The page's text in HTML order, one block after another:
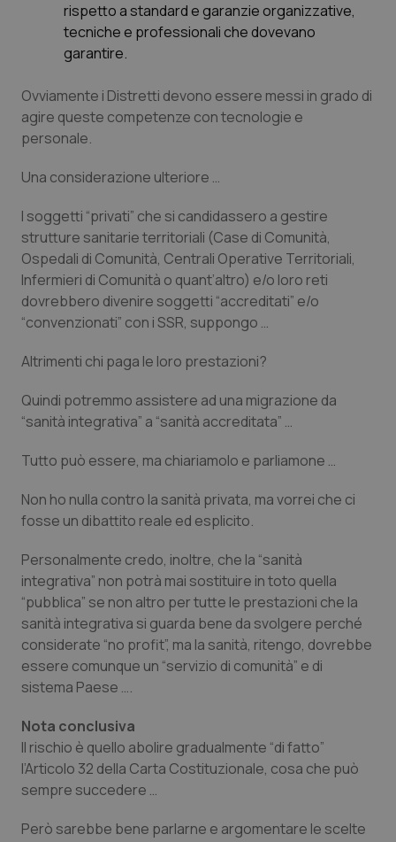
rispetto a standard e garanzie organizzative,
tecniche e professionali che dovevano
garantire.
Ovviamente i Distretti devono essere messi in grado di
agire queste competenze con tecnologie e
personale.
Una considerazione ulteriore …
I soggetti “privati” che si candidassero a gestire
strutture sanitarie territoriali (Case di Comunità,
Ospedali di Comunità, Centrali Operative Territoriali,
Infermieri di Comunità o quant’altro) e/o loro reti
dovrebbero divenire soggetti “accreditati” e/o
“convenzionati” con i SSR, suppongo …
Altrimenti chi paga le loro prestazioni?
Quindi potremmo assistere ad una migrazione da
“sanità integrativa” a “sanità accreditata” …
Tutto può essere, ma chiariamolo e parliamone …
Non ho nulla contro la sanità privata, ma vorrei che ci
fosse un dibattito reale ed esplicito.
Personalmente credo, inoltre, che la “sanità
integrativa” non potrà mai sostituire in toto quella
“pubblica” se non altro per tutte le prestazioni che la
sanità integrativa si guarda bene da svolgere perché
considerate “no profit”, ma la sanità, ritengo, dovrebbe
essere comunque un “servizio di comunità” e di
sistema Paese ….
Nota conclusiva
Il rischio è quello abolire gradualmente “di fatto”
l’Articolo 32 della Carta Costituzionale, cosa che può
sempre succedere …
Però sarebbe bene parlarne e argomentare le scelte